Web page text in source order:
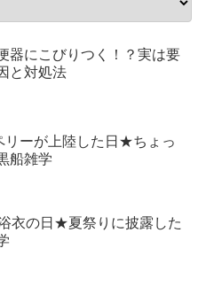
器にこびりつく！？実は要
と対処法
リーが上陸した日★ちょっ
船雑学
衣の日★夏祭りに披露した